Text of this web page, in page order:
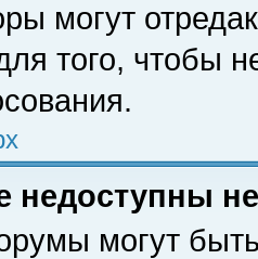
могут
того, чтобы
недоступны
могут